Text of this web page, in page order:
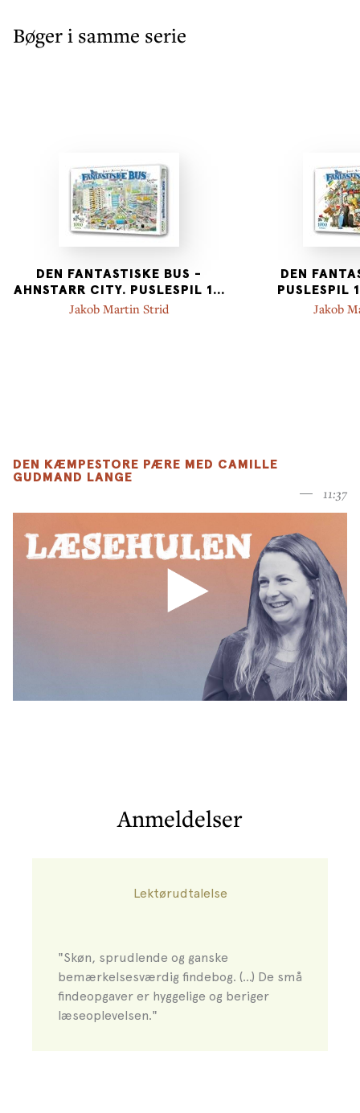
Bøger i samme serie
DEN FANTASTISKE BUS -
AHNSTARR CITY. PUSLESPIL 1 ...
Jakob Martin Strid
DEN
PUSLESPIL
Jakob
DEN KÆMPESTORE PÆRE MED CAMILLE
GUDMAND LANGE
11:37
Anmeldelser
Lektørudtalelse
"Skøn, sprudlende og ganske
bemærkelsesværdig findebog. (...) De små
findeopgaver er hyggelige og beriger
læseoplevelsen."